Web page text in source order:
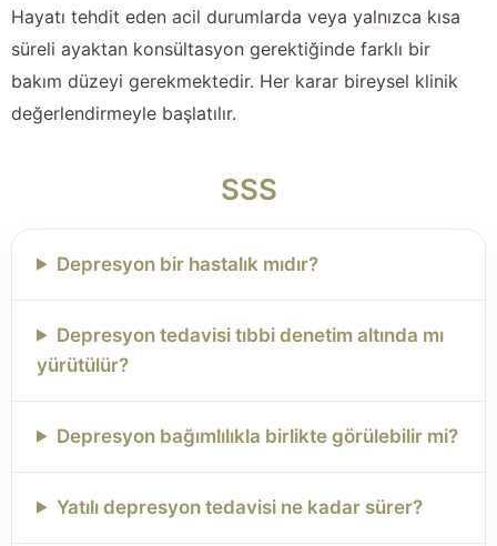
Hayatı tehdit eden acil durumlarda veya yalnızca kısa
süreli ayaktan konsültasyon gerektiğinde farklı bir
bakım düzeyi gerekmektedir. Her karar bireysel klinik
değerlendirmeyle başlatılır.
SSS
Depresyon bir hastalık mıdır?
Depresyon tedavisi tıbbi denetim altında mı
yürütülür?
Depresyon bağımlılıkla birlikte görülebilir mi?
Yatılı depresyon tedavisi ne kadar sürer?